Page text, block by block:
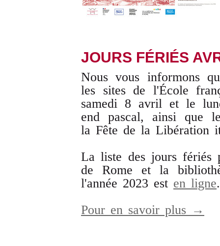
JOURS FÉRIÉS
Nous vous informons
les sites de l'École
samedi 8 avril et le
end pascal, ainsi que
la Fête de la Libération
La liste des jours fériés
de Rome et la
l'année 2023 est en ligne.
Pour en savoir plus →